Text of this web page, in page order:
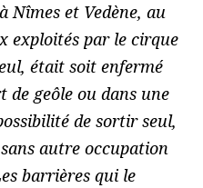
Nîmes et Vedène, au
exploités par le cirque
était soit enfermé
de geôle ou dans une
de sortir seul,
autre occupation
barrières qui le